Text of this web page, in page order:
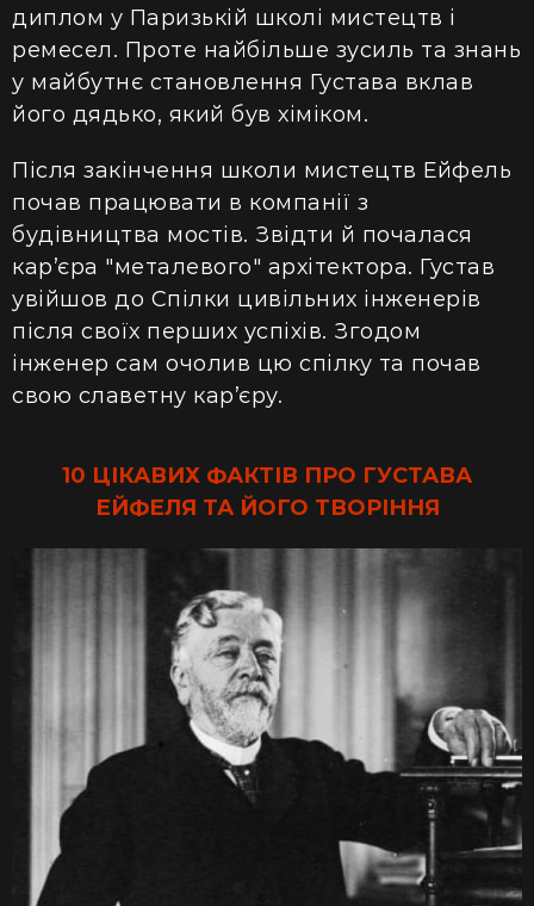
диплом у Паризькій школі мистецтв і
ремесел. Проте найбільше зусиль та знань
у майбутнє становлення Густава вклав
його дядько, який був хіміком.
Після закінчення школи мистецтв Ейфель
почав працювати в компанії з
будівництва мостів. Звідти й почалася
кар’єра "металевого" архітектора. Густав
увійшов до Спілки цивільних інженерів
після своїх перших успіхів. Згодом
інженер сам очолив цю спілку та почав
свою славетну кар’єру.
10 ЦІКАВИХ ФАКТІВ ПРО ГУСТАВА
ЕЙФЕЛЯ ТА ЙОГО ТВОРІННЯ